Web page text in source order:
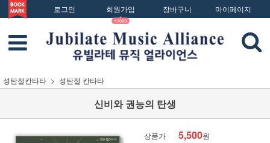
로그인 회원가입 장바구니 마이페이지
성탄절칸타타 성탄절 칸타타
신비와 권능의 탄생
상품가 5,500원